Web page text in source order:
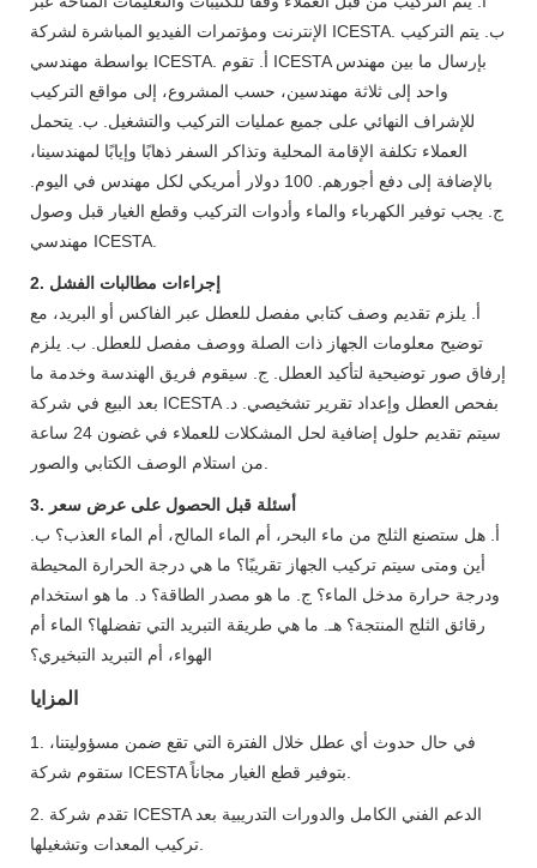
الإنترنت ومؤتمرات الفيديو المباشرة لشركة ICESTA. ب. يتم التركيب
بواسطة مهندسي ICESTA. أ. تقوم ICESTA بإرسال ما بين مهندس
واحد إلى ثلاثة مهندسين، حسب المشروع، إلى مواقع التركيب
للإشراف النهائي على جميع عمليات التركيب والتشغيل. ب. يتحمل
العملاء تكلفة الإقامة المحلية وتذاكر السفر ذهابًا وإيابًا لمهندسينا،
بالإضافة إلى دفع أجورهم. 100 دولار أمريكي لكل مهندس في اليوم.
ج. يجب توفير الكهرباء والماء وأدوات التركيب وقطع الغيار قبل وصول
مهندسي ICESTA.
2. إجراءات مطالبات الفشل
أ. يلزم تقديم وصف كتابي مفصل للعطل عبر الفاكس أو البريد، مع
توضيح معلومات الجهاز ذات الصلة ووصف مفصل للعطل. ب. يلزم
إرفاق صور توضيحية لتأكيد العطل. ج. سيقوم فريق الهندسة وخدمة ما
بعد البيع في شركة ICESTA بفحص العطل وإعداد تقرير تشخيصي. د.
سيتم تقديم حلول إضافية لحل المشكلات للعملاء في غضون 24 ساعة
3. أسئلة قبل الحصول على عرض سعر
أ. هل ستصنع الثلج من ماء البحر، أم الماء المالح، أم الماء العذب؟ ب.
أين ومتى سيتم تركيب الجهاز تقريبًا؟ ما هي درجة الحرارة المحيطة
ودرجة حرارة مدخل الماء؟ ج. ما هو مصدر الطاقة؟ د. ما هو استخدام
رقائق الثلج المنتجة؟ هـ. ما هي طريقة التبريد التي تفضلها؟ الماء أم
الهواء، أم التبريد التبخيري؟
المزايا
1. في حال حدوث أي عطل خلال الفترة التي تقع ضمن مسؤوليتنا،
2. تقدم شركة ICESTA الدعم الفني الكامل والدورات التدريبية بعد